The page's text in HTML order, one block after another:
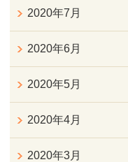
2020年7月
2020年6月
2020年5月
2020年4月
2020年3月